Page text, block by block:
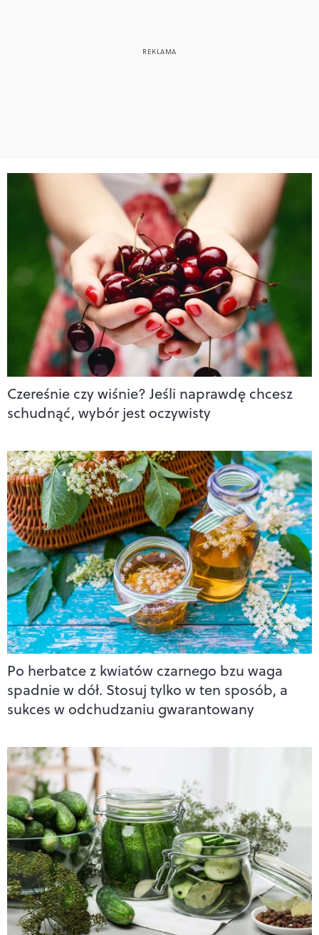
Czereśnie czy wiśnie? Jeśli naprawdę chcesz
schudnąć, wybór jest oczywisty
Po herbatce z kwiatów czarnego bzu waga
spadnie w dół. Stosuj tylko w ten sposób, a
sukces w odchudzaniu gwarantowany